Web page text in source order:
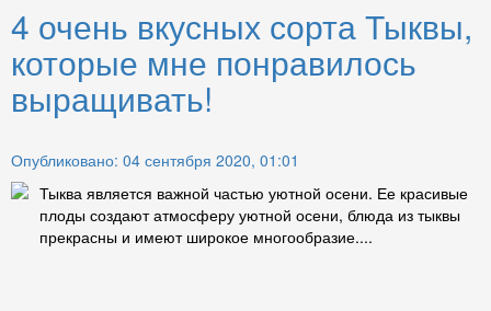
4 очень вкусных сорта Тыквы,
которые мне понравилось
выращивать!
Опубликовано: 04 сентября 2020, 01:01
Тыква является важной частью уютной осени. Ее красивые
плоды создают атмосферу уютной осени, блюда из тыквы
прекрасны и имеют широкое многообразие....